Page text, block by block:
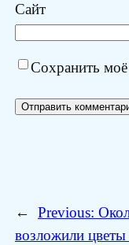
Сайт
Сохранить
← Previous:
возложили